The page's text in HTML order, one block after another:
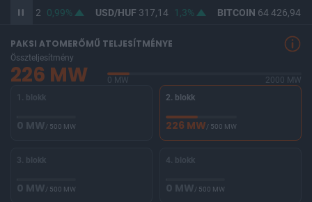
365,32 0,99% USD/HUF317,14 1,3% BITCOIN64 426,94
PAKSI ATOMERŐMŰ TELJESÍTMÉNYE
Összteljesítmény
226 MW 0 MW
2000 MW
1. blokk
0 MW/ 500 MW
2. blokk
226 MW/ 500 MW
3. blokk
0 MW/ 500 MW
4. blokk
0 MW/ 500 MW